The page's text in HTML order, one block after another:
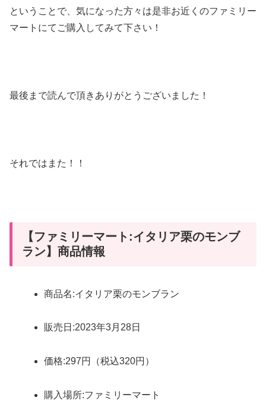
ということで、気になった方々は是非お近くのファミリー
マートにてご購入してみて下さい！
最後まで読んで頂きありがとうございました！
それではまた！！
【ファミリーマート:イタリア栗のモンブ
ラン】商品情報
商品名:イタリア栗のモンブラン
販売日:2023年3月28日
価格:297円（税込320円）
購入場所:ファミリーマート